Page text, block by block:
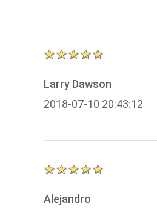
Larry Dawson
2018-07-10 20:43:12
Alejandro